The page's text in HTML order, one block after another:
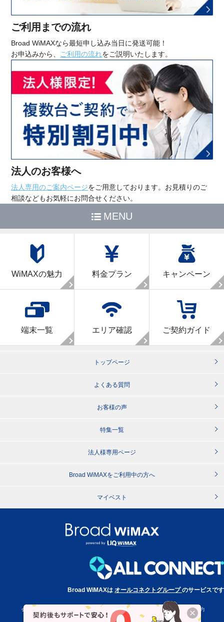
ご利用までの流れ
Broad WiMAXなら最短申し込み当日に発送可能！
お申込みから、 ご利用の流れをご説明いたします。
法人のお客様へ
法人専用のご案内ページをご用意しております。お見積りのご
相談などもお気軽にお問合せください。
MENU
WiMAXの魅力 料金プラン キャンペーン
端末一覧 エリア確認 ご契約ガイド
トップページ
よくある質問
お客様の声
特集一覧
法人様専用ページ
Broad WiMAXをご利用中の方へ
マイベスト
Broad WiMAXは オールコネクトグループのサービスです
会社概要 特定商取引法に基づく表記 プライバシーポリシー
利用規約
サイトポリシー
消費者志向自主宣言